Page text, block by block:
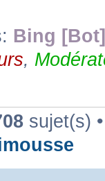
Bing [Bot]
,
sujet(s)